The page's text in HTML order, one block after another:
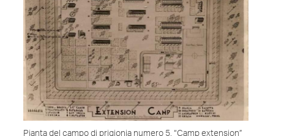
Pianta del campo di prigionia numero 5, “Camp extension”